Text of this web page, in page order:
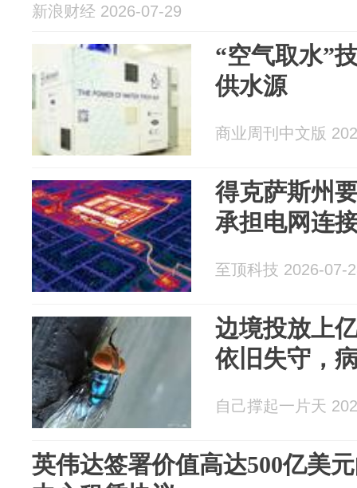
新浪财经 2026-07-29
“空气取水”
供水源
商业周刊中文版
得克萨斯州
承担电网连
至顶科技 2026-07-
边境投放上
依旧失守，
自己撑起一片天
英伟达签署价值高达500亿美